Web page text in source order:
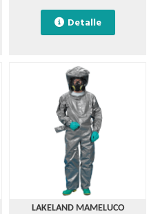
Detalle
LAKELAND MAMELUCO